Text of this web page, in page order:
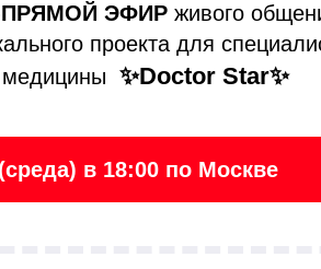
ЭФИРживого
проекта для
медицины ✨Doctor Star✨
в 18:00 по Москве